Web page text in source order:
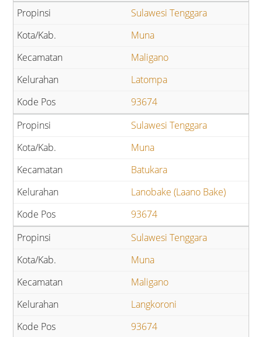
Sulawesi Tenggara
Muna
Maligano
Latompa
93674
Sulawesi Tenggara
Muna
Batukara
Lanobake (Laano Bake)
93674
Sulawesi Tenggara
Muna
Maligano
Langkoroni
93674